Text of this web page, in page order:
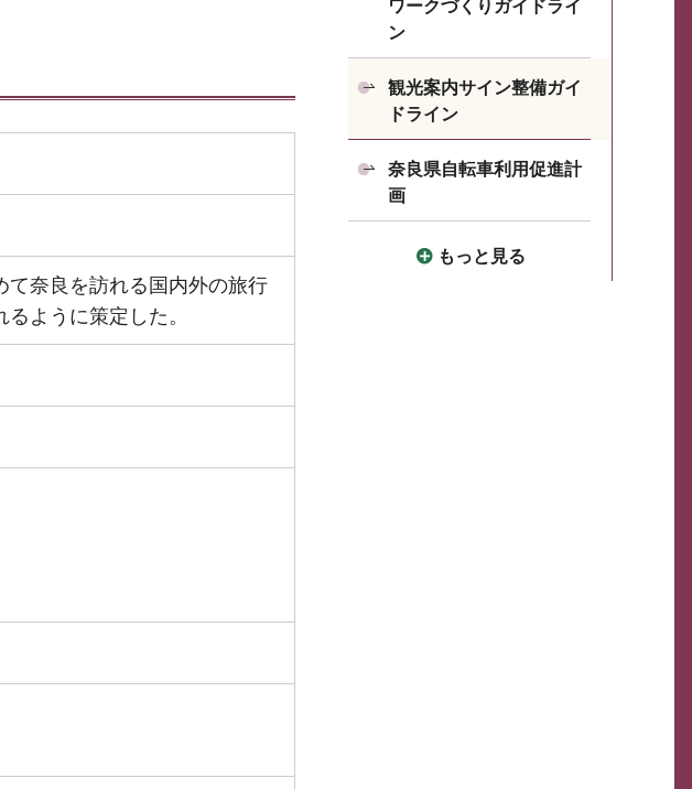
て奈良を訪れる国内外の旅行
ように策定した。
ワークづくりガイドライ
ン
観光案内サイン整備ガイ
ドライン
奈良県自転車利用促進計
画
もっと見る